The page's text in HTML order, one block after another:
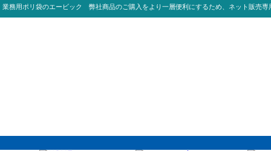
業務用ポリ袋のエービック 弊社商品のご購入をより一層便利にするため、ネット販売